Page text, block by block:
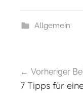
Allgemein
Vorheriger
7 Tipps für